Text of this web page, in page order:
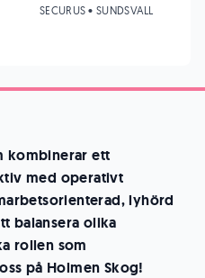
kombinerar ett
med operativt
lyhörd
balansera olika
rollen som
på Holmen Skog!
SECURUS • SUNDSVALL